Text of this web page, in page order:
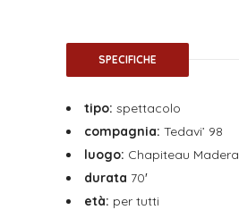
SPECIFICHE
tipo: spettacolo
compagnia: Tedavi’ 98
luogo: Chapiteau Madera
durata 70′
età: per tutti